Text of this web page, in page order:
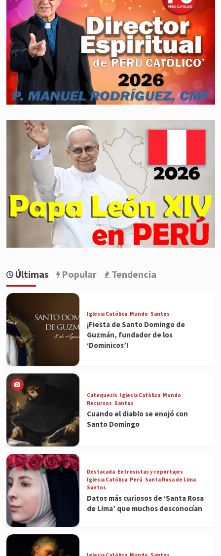
Últimas Popular Tendencia
Iglesia Católica Mundo Santos
¡Fiesta de Santo Domingo de
Guzmán, fundador de los
‘Dominicos’!
Catequesis Iglesia Católica Mundo
Recursos Santos
Cuando el diablo se enojó con
Santo Domingo
Destacada Entrevistas y reportajes
Iglesia Católica Perú Santa Rosa de Lima
Santos
Datos más curiosos de ‘Santa Rosa
de Lima’ que muchos desconocían